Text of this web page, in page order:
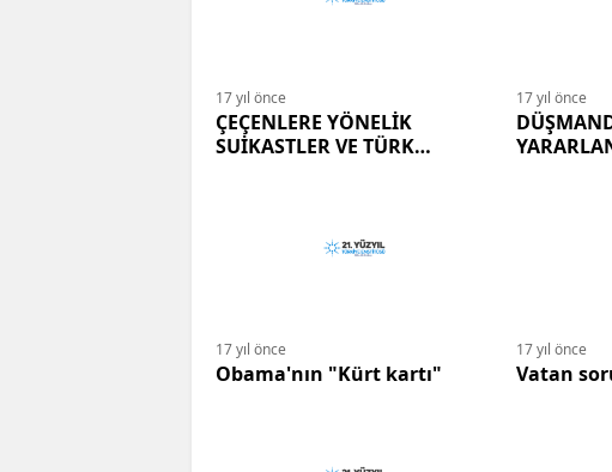
17 yıl önce
ÇEÇENLERE YÖNELİK
SUİKASTLER VE TÜRK
17 yıl önce
17 yıl önce
Obama'nın "Kürt kartı"
17 yıl önce
Vatan